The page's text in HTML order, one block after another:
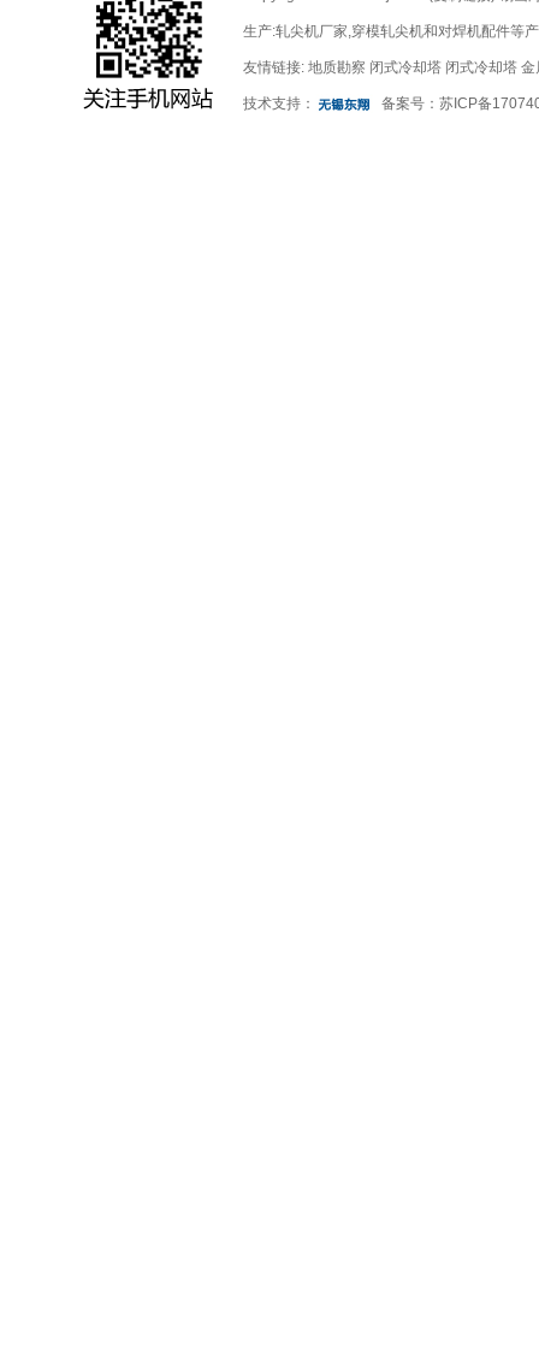
生产:轧尖机厂家,穿模轧尖机和对焊机配件等
友情链接: 地质勘察 闭式冷却塔 闭式冷却塔 金
技术支持： 备案号： 苏ICP备